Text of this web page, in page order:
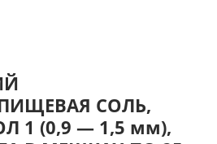
СОЛЬ,
1 (0,9 — 1,5 мм),